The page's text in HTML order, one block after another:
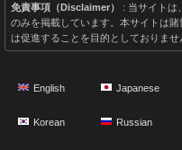
免責事項（Disclaimer）
: 当サイトは
のみを掲載しています。本サイトは
は促進することを目的としておりませ
English Japanese
Korean Russian